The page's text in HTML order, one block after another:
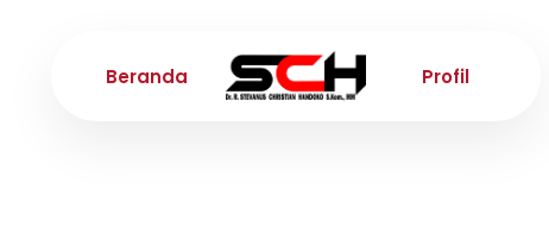
Beranda Profil